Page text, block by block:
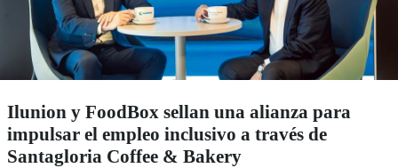
Ilunion y FoodBox sellan una alianza para
impulsar el empleo inclusivo a través de
Santagloria Coffee & Bakery